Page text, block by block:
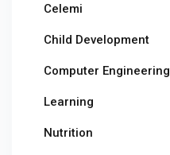
Celemi
Child Development
Computer Engineering
Learning
Nutrition